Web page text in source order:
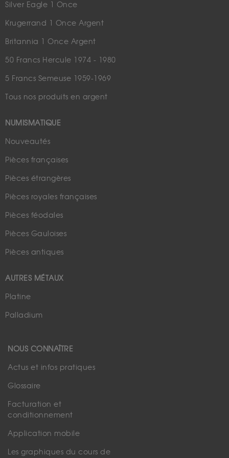
Silver Eagle 1 Once
Krugerrand 1 Once Argent
Britannia 1 Once Argent
50 Francs Hercule 1974 - 1980
5 Francs Semeuse 1959-1969
Tous nos produits en argent
NUMISMATIQUE
Nouveautés
Pièces françaises
Pièces étrangères
Pièces royales françaises
Pièces féodales
Pièces Gauloises
Pièces antiques
AUTRES MÉTAUX
Platine
Palladium
NOUS CONNAÎTRE
Actus et infos pratiques
Glossaire
Facturation et
conditionnement
Application mobile
Les graphiques du cours de